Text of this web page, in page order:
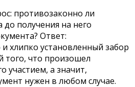
противозаконно ли
до получения на него
Ответ:
хлипко установленный забор
того, что произошел
участием, а значит,
нужен в любом случае.